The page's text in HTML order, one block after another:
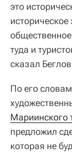
это
туда и
сказал
По его
Мариинского
предложил
которая не